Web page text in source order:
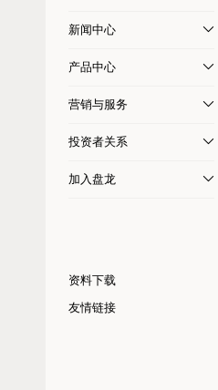
新闻中心
产品中心
营销与服务
投资者关系
加入盘龙
资料下载
友情链接